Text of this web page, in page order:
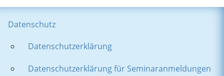
Datenschutz
Datenschutzerklärung
Datenschutzerklärung für Seminaranmeldungen